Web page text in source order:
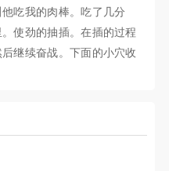
吃我的肉棒。吃了几分
使劲的抽插。在插的过程
继续奋战。下面的小穴收